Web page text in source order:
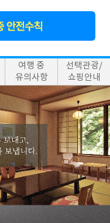
여행 중
유의사항
선택관광/
쇼핑안내